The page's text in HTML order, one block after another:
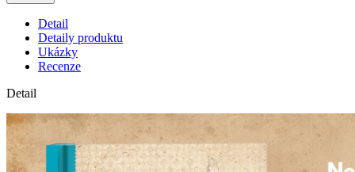
Detail
Detaily produktu
Ukázky
Recenze
Detail